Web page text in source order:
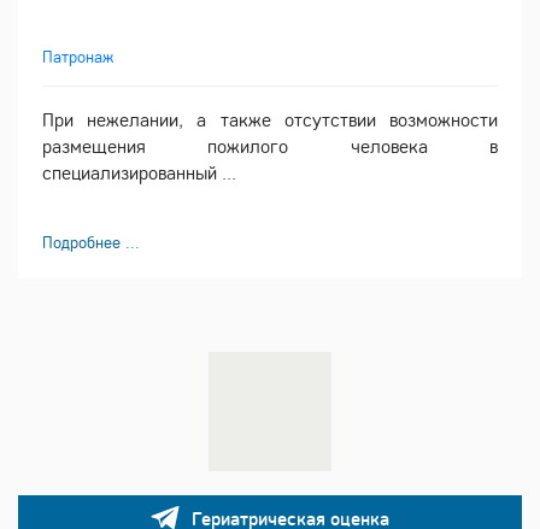
Патронаж
При нежелании, а также отсутствии возможности
размещения пожилого человека в
специализированный ...
Подробнее ...
Гериатрическая оценка